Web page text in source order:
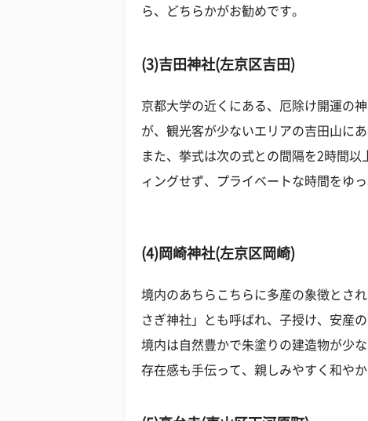
ら、どちらかがお勧めです。
(3)吉田神社(左京区吉田)
京都大学の近くにある、厄除け開運の
が、観光客が少ないエリアの吉田山に
また、挙式は次の式との間隔を2時間
ィングせず、プライベートな時間をゆ
(4)岡崎神社(左京区岡崎)
境内のあちらこちらに多産の象徴とさ
さぎ神社」とも呼ばれ、子授け、安産
境内は自然豊かで朱塗りの建造物が少
存在感も手伝って、親しみやすく和や